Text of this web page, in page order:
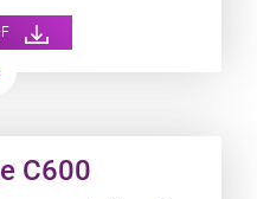
C600